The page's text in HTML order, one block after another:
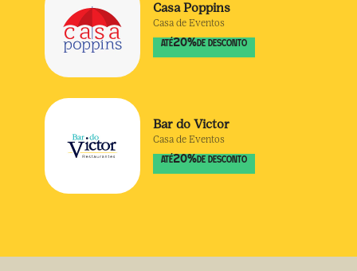
Casa Poppins
Casa de Eventos
ATÉ20% DE DESCONTO
Bar do Victor
Casa de Eventos
ATÉ20% DE DESCONTO